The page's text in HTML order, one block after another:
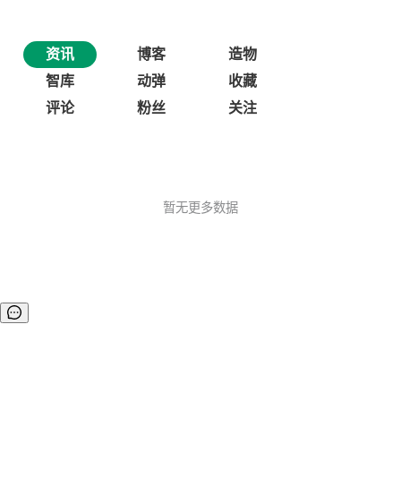
资讯 博客
造物
智库
动弹
收藏
评论
粉丝 关注
暂无更多数据